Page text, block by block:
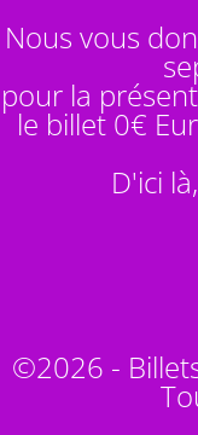
Nous vous
pour la
le billet 0€
D'ici
©2026 -